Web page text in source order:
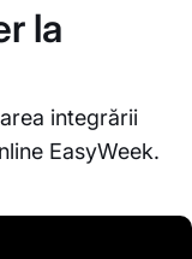
la
integrării
EasyWeek.